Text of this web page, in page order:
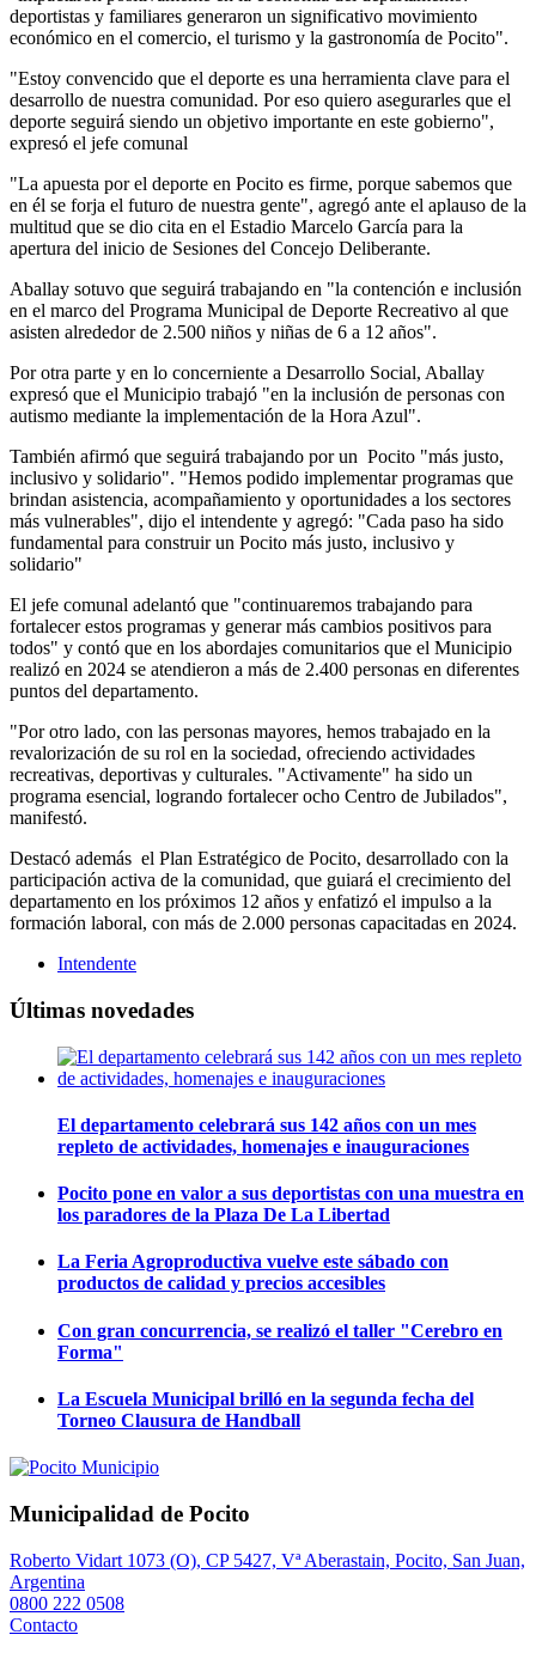
deportistas y familiares generaron un significativo movimiento
económico en el comercio, el turismo y la gastronomía de Pocito".
"Estoy convencido que el deporte es una herramienta clave para el
desarrollo de nuestra comunidad. Por eso quiero asegurarles que el
deporte seguirá siendo un objetivo importante en este gobierno",
expresó el jefe comunal
"La apuesta por el deporte en Pocito es firme, porque sabemos que
en él se forja el futuro de nuestra gente", agregó ante el aplauso de la
multitud que se dio cita en el Estadio Marcelo García para la
apertura del inicio de Sesiones del Concejo Deliberante.
Aballay sotuvo que seguirá trabajando en "la contención e inclusión
en el marco del Programa Municipal de Deporte Recreativo al que
asisten alrededor de 2.500 niños y niñas de 6 a 12 años".
Por otra parte y en lo concerniente a Desarrollo Social, Aballay
expresó que el Municipio trabajó "en la inclusión de personas con
autismo mediante la implementación de la Hora Azul".
También afirmó que seguirá trabajando por un Pocito "más justo,
inclusivo y solidario". "Hemos podido implementar programas que
brindan asistencia, acompañamiento y oportunidades a los sectores
más vulnerables", dijo el intendente y agregó: "Cada paso ha sido
fundamental para construir un Pocito más justo, inclusivo y
solidario"
El jefe comunal adelantó que "continuaremos trabajando para
fortalecer estos programas y generar más cambios positivos para
todos" y contó que en los abordajes comunitarios que el Municipio
realizó en 2024 se atendieron a más de 2.400 personas en diferentes
puntos del departamento.
"Por otro lado, con las personas mayores, hemos trabajado en la
revalorización de su rol en la sociedad, ofreciendo actividades
recreativas, deportivas y culturales. "Activamente" ha sido un
programa esencial, logrando fortalecer ocho Centro de Jubilados",
manifestó.
Destacó además el Plan Estratégico de Pocito, desarrollado con la
participación activa de la comunidad, que guiará el crecimiento del
departamento en los próximos 12 años y enfatizó el impulso a la
formación laboral, con más de 2.000 personas capacitadas en 2024.
Intendente
Últimas novedades
El departamento celebrará sus 142 años con un mes
repleto de actividades, homenajes e inauguraciones
Pocito pone en valor a sus deportistas con una muestra en
los paradores de la Plaza De La Libertad
La Feria Agroproductiva vuelve este sábado con
productos de calidad y precios accesibles
Con gran concurrencia, se realizó el taller "Cerebro en
Forma"
La Escuela Municipal brilló en la segunda fecha del
Torneo Clausura de Handball
Municipalidad de Pocito
Roberto Vidart 1073 (O), CP 5427, Vª Aberastain, Pocito, San Juan,
Argentina
0800 222 0508
Contacto